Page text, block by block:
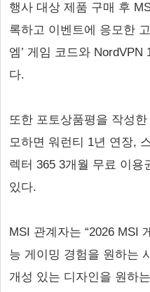
행사 대상 제품 구매 후
록하고 이벤트에 응모한
엠’ 게임 코드와
다.
또한 포토상품평을 작성
모하면 워런티 1년 연장,
렉터 365 3개월 무료 이용
있다.
MSI 관계자는 “2026 MSI
능 게이밍 경험을 원하는
개성 있는 디자인을 원하